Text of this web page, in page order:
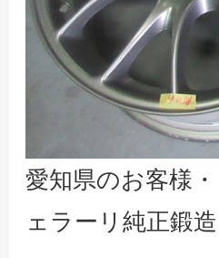
愛知県のお客様
ェラーリ純正鍛